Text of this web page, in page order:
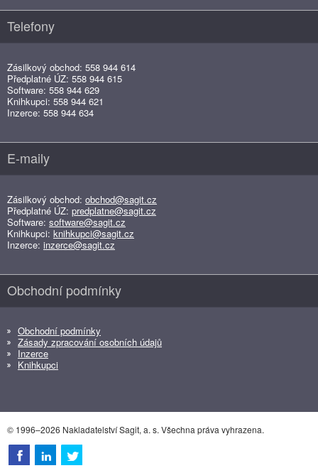
Telefony
Zásilkový obchod: 558 944 614
Předplatné ÚZ: 558 944 615
Software: 558 944 629
Knihkupci: 558 944 621
Inzerce: 558 944 634
E-maily
Zásilkový obchod: obchod@sagit.cz
Předplatné ÚZ: predplatne@sagit.cz
Software: software@sagit.cz
Knihkupci: knihkupci@sagit.cz
Inzerce: inzerce@sagit.cz
Obchodní podmínky
Obchodní podmínky
Zásady zpracování osobních údajů
Inzerce
Knihkupci
© 1996–2026 Nakladatelství Sagit, a. s. Všechna práva vyhrazena.